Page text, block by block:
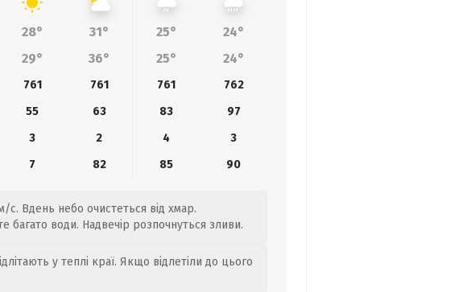
28° 31° 25°
24°
29° 36° 25° 24°
761 761 761
762
55 63 83
97
3 2 4
3
7 82 85 90
с. Вдень небо очистеться від хмар.
багато води. Надвечір розпочнуться зливи.
у теплі краї. Якщо відлетіли до цього